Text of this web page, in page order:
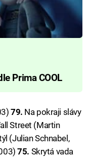
Prima COOL
79. Na pokraji slávy
Street (Martin
(Julian Schnabel,
75. Skrytá vada